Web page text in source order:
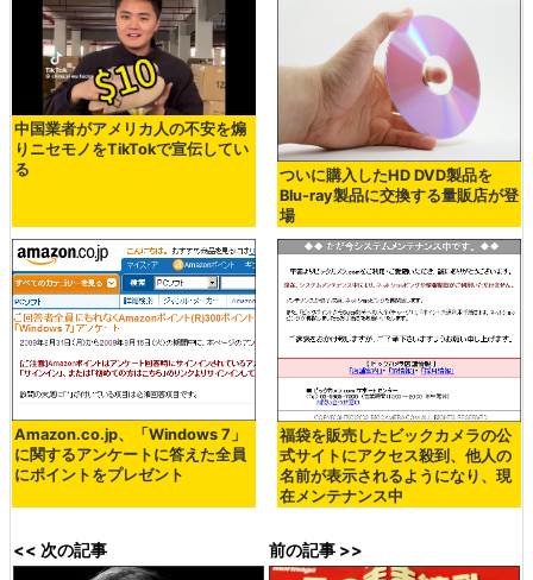
中国業者がアメリカ人の不安を煽
りニセモノをTikTokで宣伝してい
る
ついに購入したHD DVD製品を
Blu-ray製品に交換する量販店が登
場
Amazon.co.jp、「Windows 7」
に関するアンケートに答えた全員
にポイントをプレゼント
福袋を販売したビックカメラの公
式サイトにアクセス殺到、他人の
名前が表示されるようになり、現
在メンテナンス中
<< 次の記事 前の記事 >>